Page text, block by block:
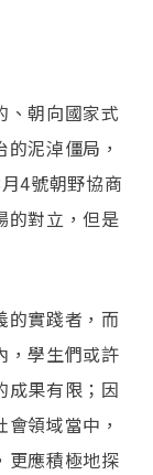
、朝向國家式
泥淖僵局，
4號朝野協商
的對立，但是
的實踐者，而
，學生們或許
成果有限；因
領域當中，
更應積極地探